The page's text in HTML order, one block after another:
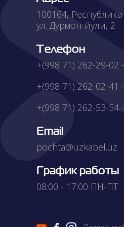
100164,
ул. Дурмон йули, 2
Телефон
+(998 71) 262-29-
+(998 71) 262-02-
+(998 71) 262-53-
Email
pochta@uzkabel.uz
График работы
08:00 - 17:00 ПН-ПТ